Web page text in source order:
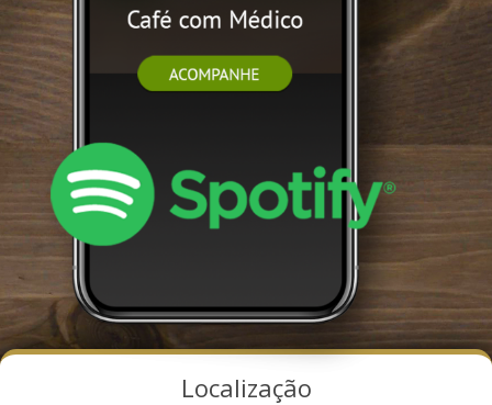
Localização